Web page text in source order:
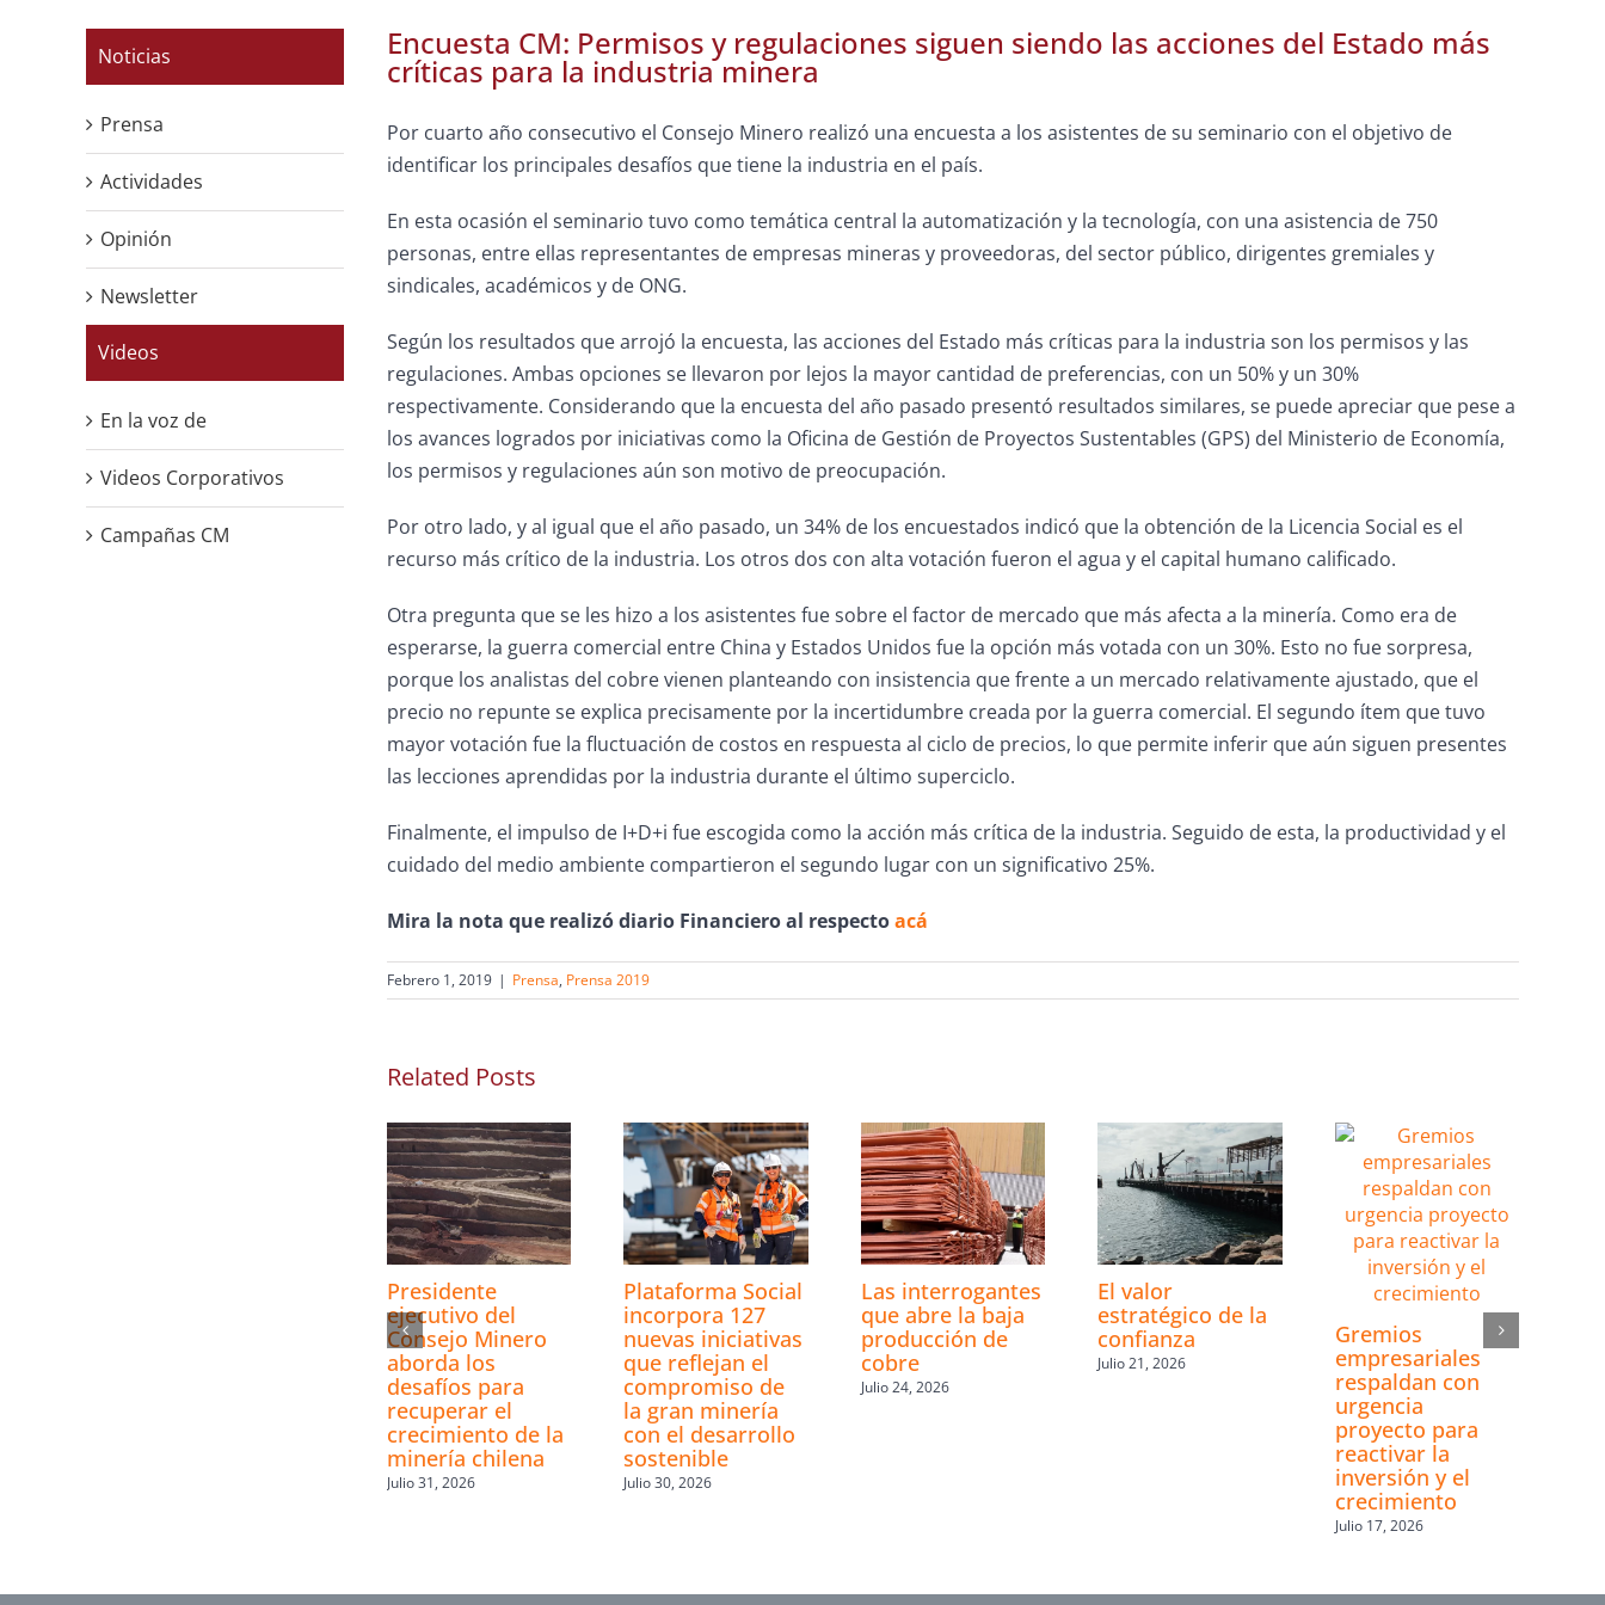
Encuesta CM: Permisos y regulaciones siguen siendo las acciones del Estado más
críticas para la industria minera
Por cuarto año consecutivo el Consejo Minero realizó una encuesta a los asistentes de su seminario con el objetivo de
identificar los principales desafíos que tiene la industria en el país.
En esta ocasión el seminario tuvo como temática central la automatización y la tecnología, con una asistencia de 750
personas, entre ellas representantes de empresas mineras y proveedoras, del sector público, dirigentes gremiales y
sindicales, académicos y de ONG.
Según los resultados que arrojó la encuesta, las acciones del Estado más críticas para la industria son los permisos y las
regulaciones. Ambas opciones se llevaron por lejos la mayor cantidad de preferencias, con un 50% y un 30%
respectivamente. Considerando que la encuesta del año pasado presentó resultados similares, se puede apreciar que pese a
los avances logrados por iniciativas como la Oficina de Gestión de Proyectos Sustentables (GPS) del Ministerio de Economía,
los permisos y regulaciones aún son motivo de preocupación.
Por otro lado, y al igual que el año pasado, un 34% de los encuestados indicó que la obtención de la Licencia Social es el
recurso más crítico de la industria. Los otros dos con alta votación fueron el agua y el capital humano calificado.
Otra pregunta que se les hizo a los asistentes fue sobre el factor de mercado que más afecta a la minería. Como era de
esperarse, la guerra comercial entre China y Estados Unidos fue la opción más votada con un 30%. Esto no fue sorpresa,
porque los analistas del cobre vienen planteando con insistencia que frente a un mercado relativamente ajustado, que el
precio no repunte se explica precisamente por la incertidumbre creada por la guerra comercial. El segundo ítem que tuvo
mayor votación fue la fluctuación de costos en respuesta al ciclo de precios, lo que permite inferir que aún siguen presentes
las lecciones aprendidas por la industria durante el último superciclo.
Finalmente, el impulso de I+D+i fue escogida como la acción más crítica de la industria. Seguido de esta, la productividad y el
cuidado del medio ambiente compartieron el segundo lugar con un significativo 25%.
Mira la nota que realizó diario Financiero al respectoacá
Febrero 1, 2019 | Prensa, Prensa 2019
Related Posts
Presidente
ejecutivo del
Consejo Minero
aborda los
desafíos para
recuperar el
crecimiento de la
minería chilena
Julio 31, 2026
Plataforma Social
incorpora 127
nuevas iniciativas
que reflejan el
compromiso de
la gran minería
con el desarrollo
sostenible
Julio 30, 2026
Las interrogantes
que abre la baja
producción de
cobre
Julio 24, 2026
El valor
estratégico de la
confianza
Julio 21, 2026
Gremios
empresariales
respaldan con
urgencia
proyecto para
reactivar la
inversión y el
crecimiento
Julio 17, 2026
Noticias
Prensa
Actividades
Opinión
Newsletter
Videos
En la voz de
Videos Corporativos
Campañas CM